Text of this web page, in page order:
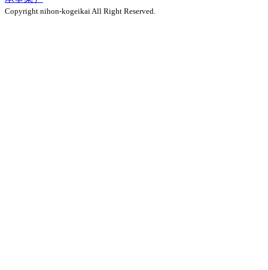
Copyright nihon-kogeikai All Right Reserved.